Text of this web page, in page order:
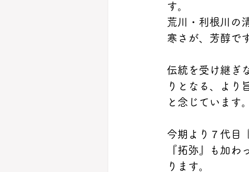
す。
荒川・利根川の
寒さが、芳醇で
伝統を受け継ぎ
りとなる、より
と念じています。
今期より７代目
『拓弥』も加わ
ります。